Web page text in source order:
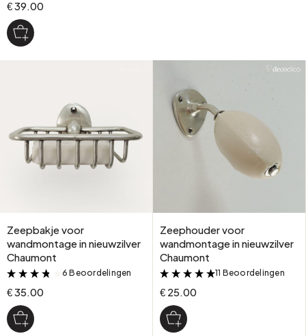
€ 39.00
Zeepbakje voor
wandmontage in nieuwzilver
Chaumont
&
6 Beoordelingen
€ 35.00
Zeephouder voor
wandmontage in nieuwzilver
Chaumont
&
11 Beoordelingen
€ 25.00